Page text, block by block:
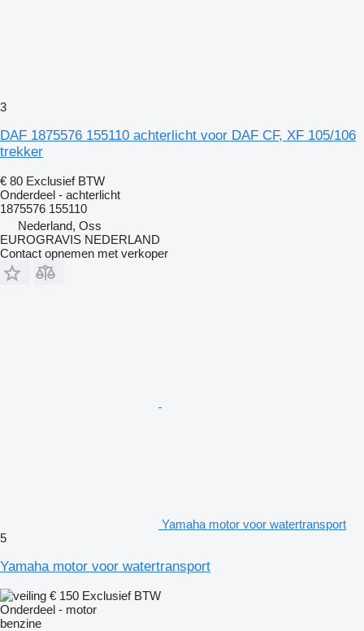
3
DAF 1875576 155110 achterlicht voor DAF CF, XF 105/106
trekker
€ 80 Exclusief BTW
Onderdeel - achterlicht
1875576 155110
Nederland, Oss
EUROGRAVIS NEDERLAND
Contact opnemen met verkoper
Yamaha motor voor watertransport
5
Yamaha motor voor watertransport
€ 150 Exclusief BTW
Onderdeel - motor
benzine